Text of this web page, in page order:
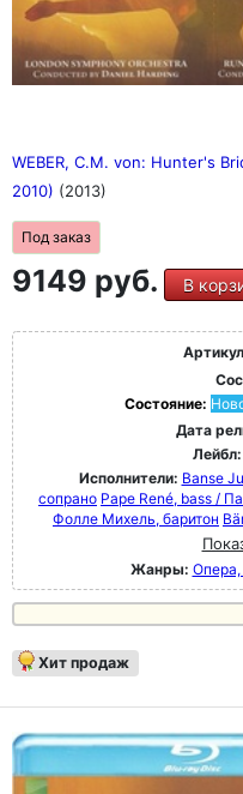
WEBER, C.M. von: Hunter's
2010) (2013)
Под заказ
9149 руб. В
Состояние:
Дата
Лейбл:
Исполнители: Banse
сопрано Pape René, bass /
Фолле Михель, баритон
Жанры: Опера,
Хит продаж